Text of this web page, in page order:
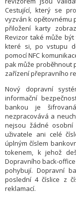
Cestující, který se
vyzván k opětovnému
přiložení karty
Revizor také může
které si, po vstupu
pomocí NFC
pak může proběhnout
zařízení přepravního
Nový dopravní
informační
bankou je
nezpracovává a
nejsou žádné
uživatele ani celé
úplným číslem
tokenem, k jehož
Dopravního back-
pohybují. Dopravní
poslední 4 číslice z
reklamací.